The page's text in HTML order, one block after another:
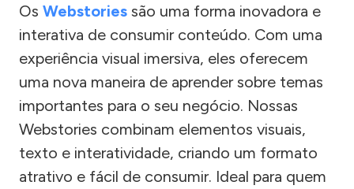
Os Webstories são uma forma inovadora e
interativa de consumir conteúdo. Com uma
experiência visual imersiva, eles oferecem
uma nova maneira de aprender sobre temas
importantes para o seu negócio. Nossas
Webstories combinam elementos visuais,
texto e interatividade, criando um formato
atrativo e fácil de consumir. Ideal para quem